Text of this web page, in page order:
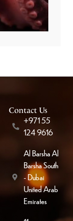
Contact Us
+971 55
124 9616
Al Barsha Al
Barsha South
- Dubai
United Arab
Emirates